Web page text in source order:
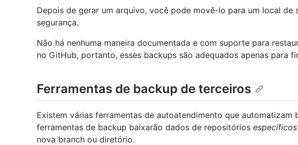
Depois de gerar um arquivo, você pode movê-lo para um local de
segurança.
Não há nenhuma maneira documentada e com suporte para
no GitHub, portanto, esses backups são adequados apenas para
Ferramentas de backup de terceiros
Existem várias ferramentas de autoatendimento que automatizam
ferramentas de backup baixarão dados de repositórios específicos
nova branch ou diretório.